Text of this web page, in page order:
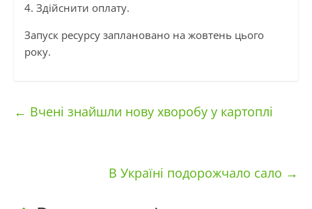
4. Здійснити оплату.
Запуск ресурсу заплановано на жовтень цього
року.
← Вчені знайшли нову хворобу у картоплі
В Україні подорожчало сало →